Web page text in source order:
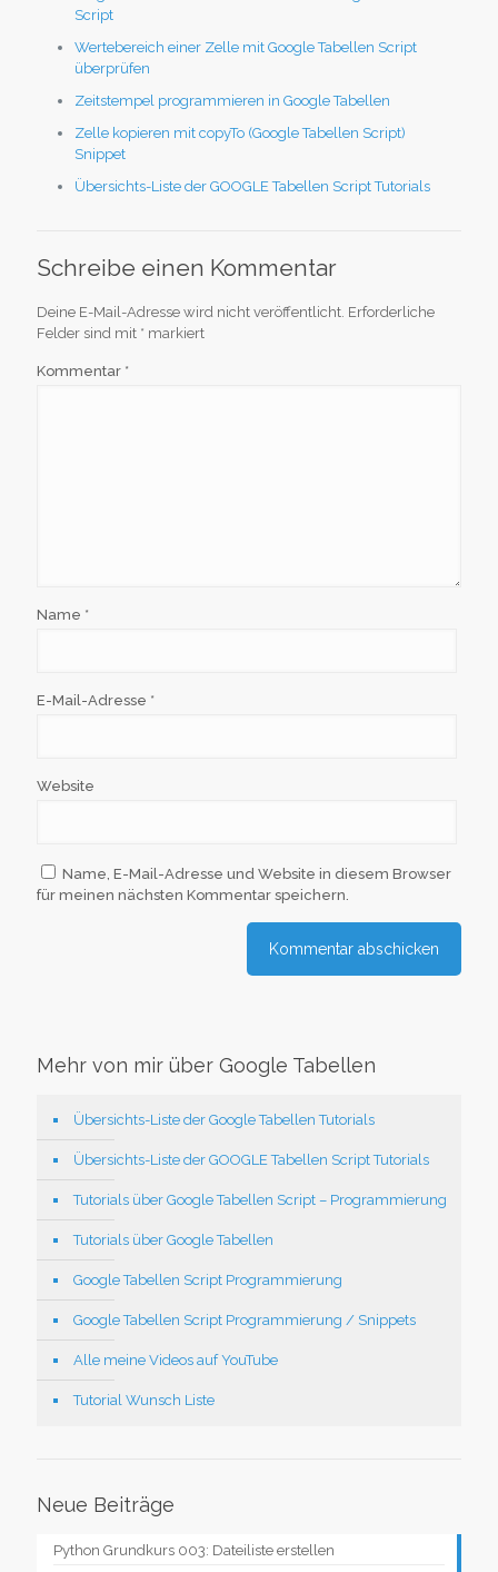
Script
Wertebereich einer Zelle mit Google Tabellen Script
überprüfen
Zeitstempel programmieren in Google Tabellen
Zelle kopieren mit copyTo (Google Tabellen Script)
Snippet
Übersichts-Liste der GOOGLE Tabellen Script Tutorials
Schreibe einen Kommentar
Deine E-Mail-Adresse wird nicht veröffentlicht. Erforderliche
Felder sind mit * markiert
Kommentar *
Name *
E-Mail-Adresse *
Website
Name, E-Mail-Adresse und Website in diesem Browser
für meinen nächsten Kommentar speichern.
Mehr von mir über Google Tabellen
Übersichts-Liste der Google Tabellen Tutorials
Übersichts-Liste der GOOGLE Tabellen Script Tutorials
Tutorials über Google Tabellen Script – Programmierung
Tutorials über Google Tabellen
Google Tabellen Script Programmierung
Google Tabellen Script Programmierung / Snippets
Alle meine Videos auf YouTube
Tutorial Wunsch Liste
Neue Beiträge
Python Grundkurs 003: Dateiliste erstellen